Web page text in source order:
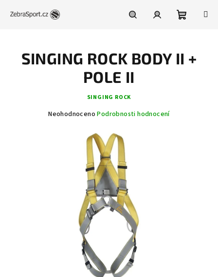
košík
SINGING ROCK BODY II +
POLE II
SINGING ROCK
Průměrné
Neohodnoceno Podrobnosti hodnocení